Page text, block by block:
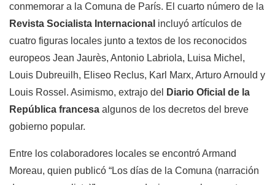
conmemorar a la Comuna de París. El cuarto número de la
Revista Socialista Internacional incluyó artículos de
cuatro figuras locales junto a textos de los reconocidos
europeos Jean Jaurès, Antonio Labriola, Luisa Michel,
Louis Dubreuilh, Eliseo Reclus, Karl Marx, Arturo Arnould y
Louis Rossel. Asimismo, extrajo del
Diario Oficial de la
República francesa algunos de los decretos del breve
gobierno popular.
Entre los colaboradores locales se encontró Armand
Moreau, quien publicó “Los días de la Comuna (narración